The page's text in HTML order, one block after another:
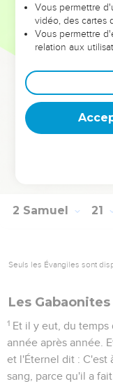
la ville, chacun à sa
Et Joab était
fils de Jehoïada, sur
et Adoram, sur
2 Samuel 21
Seuls les Évangiles sont
Les
1 Et il y eut, du temps
année après année.
et l'Éternel dit : C'est
sang, parce qu'il a
Vous permettre
vidéo, des cartes
Vous permettre
relation aux